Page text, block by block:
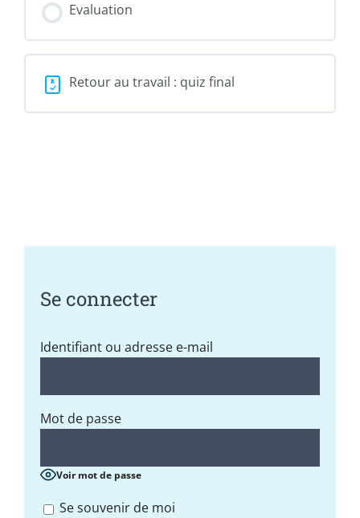
Evaluation
Retour au travail : quiz final
Se connecter
Identifiant ou adresse e-mail
Mot de passe
Voir mot de passe
Se souvenir de moi